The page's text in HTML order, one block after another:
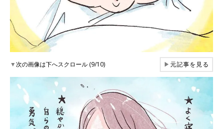
▼次の画像は下へスクロール (9/10) ▶元記事を見る